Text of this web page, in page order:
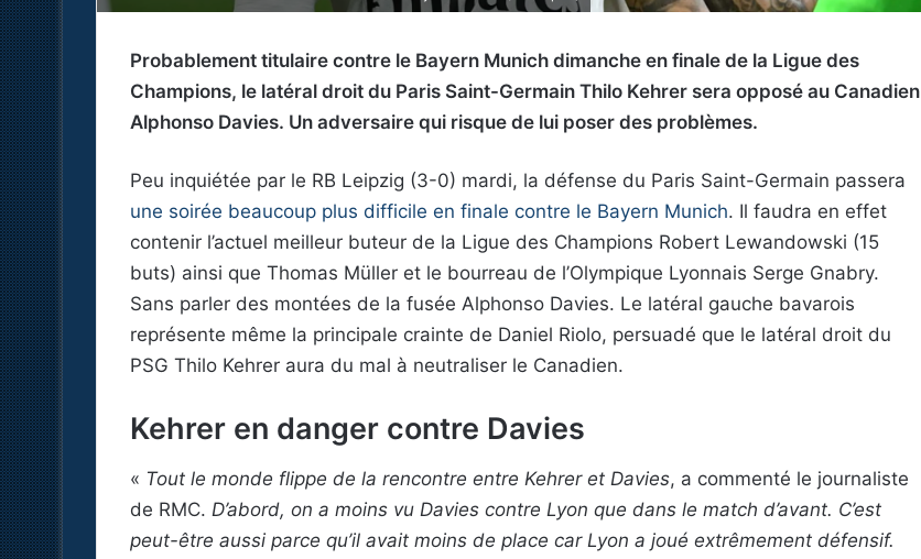
Probablement titulaire contre le Bayern Munich dimanche en finale de la Ligue des
Champions, le latéral droit du Paris Saint-Germain Thilo Kehrer sera opposé au Canadien
Alphonso Davies. Un adversaire qui risque de lui poser des problèmes.
Peu inquiétée par le RB Leipzig (3-0) mardi, la défense du Paris Saint-Germain passera
une soirée beaucoup plus difficile en finale contre le Bayern Munich. Il faudra en effet
contenir l’actuel meilleur buteur de la Ligue des Champions Robert Lewandowski (15
buts) ainsi que Thomas Müller et le bourreau de l’Olympique Lyonnais Serge Gnabry.
Sans parler des montées de la fusée Alphonso Davies. Le latéral gauche bavarois
représente même la principale crainte de Daniel Riolo, persuadé que le latéral droit du
PSG Thilo Kehrer aura du mal à neutraliser le Canadien.
Kehrer en danger contre Davies
« Tout le monde flippe de la rencontre entre Kehrer et Davies, a commenté le journaliste
de RMC. D’abord, on a moins vu Davies contre Lyon que dans le match d’avant. C’est
peut-être aussi parce qu’il avait moins de place car Lyon a joué extrêmement défensif.